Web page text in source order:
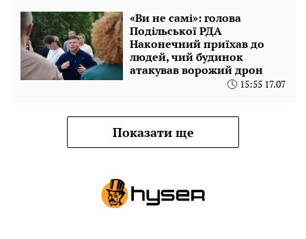
«Ви не самі»: голова
Подільської РДА
Наконечний приїхав до
людей, чий будинок
атакував ворожий дрон
15:55 17.07
Показати ще